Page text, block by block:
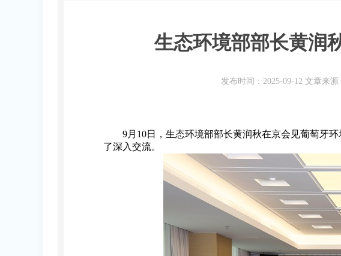
生态环境部部长黄润
发布时间：2025-09-12 文章来
9月10日，生态环境部部长黄润秋在京会见葡萄牙环
了深入交流。